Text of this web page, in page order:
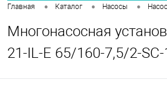
Главная • Каталог • Насосы •
Многонасосная
21-IL-E 65/160-7,5/2-